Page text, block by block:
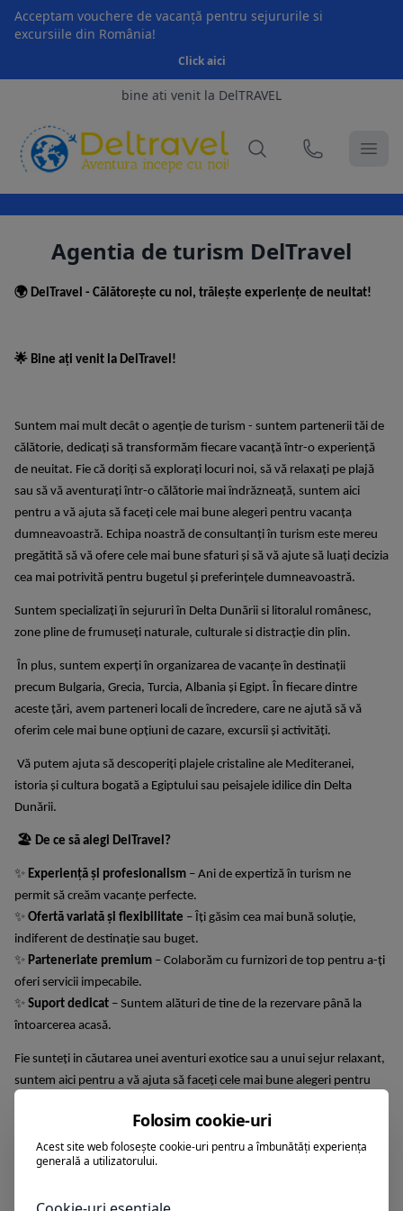
Acceptam vouchere de vacanță pentru sejururile si
excursiile din România!
Click aici
bine ati venit la DelTRAVEL
Agentia de turism DelTravel
🌍 DelTravel - Călătorește cu noi, trăiește experiențe de neuitat!
🌟 Bine ați venit la DelTravel!
Suntem mai mult decât o agenție de turism - suntem partenerii tăi de
călătorie, dedicați să transformăm fiecare vacanță într-o experiență
de neuitat. Fie că doriți să explorați locuri noi, să vă relaxați pe plajă
sau să vă aventurați într-o călătorie mai îndrăzneață, suntem aici
pentru a vă ajuta să faceți cele mai bune alegeri pentru vacanța
dumneavoastră. Echipa noastră de consultanți în turism este mereu
pregătită să vă ofere cele mai bune sfaturi și să vă ajute să luați decizia
cea mai potrivită pentru bugetul și preferințele dumneavoastră.
Suntem specializați în sejururi în Delta Dunării si litoralul românesc,
zone pline de frumuseți naturale, culturale si distracție din plin.
În plus, suntem experți în organizarea de vacanțe în destinații
precum Bulgaria, Grecia, Turcia, Albania și Egipt. În fiecare dintre
aceste țări, avem parteneri locali de încredere, care ne ajută să vă
oferim cele mai bune opțiuni de cazare, excursii și activități.
Vă putem ajuta să descoperiți plajele cristaline ale Mediteranei,
istoria și cultura bogată a Egiptului sau peisajele idilice din Delta
Dunării.
🏖️ De ce să alegi DelTravel?
✨ Experiență și profesionalism – Ani de expertiză în turism ne
permit să creăm vacanțe perfecte.
✨ Ofertă variată și flexibilitate – Îți găsim cea mai bună soluție,
indiferent de destinație sau buget.
✨ Parteneriate premium – Colaborăm cu furnizori de top pentru a-ți
oferi servicii impecabile.
✨ Suport dedicat – Suntem alături de tine de la rezervare până la
întoarcerea acasă.
Fie sunteți in căutarea unei aventuri exotice sau a unui sejur relaxant,
suntem aici pentru a vă ajuta să faceți cele mai bune alegeri pentru
călătoriile dumneavoastră!
Vă mulțumim că ați ales să explorați lumea cu noi!
Folosim cookie-uri
Acest site web folosește cookie-uri pentru a îmbunătăți experiența
generală a utilizatorului.